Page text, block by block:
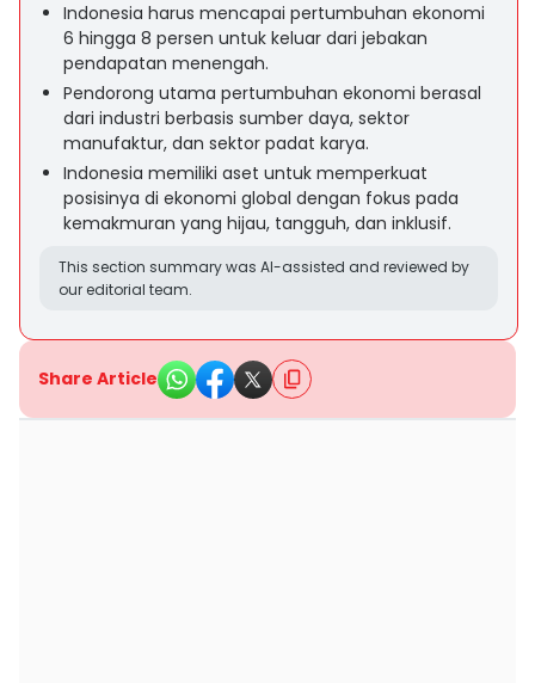
Indonesia harus mencapai pertumbuhan ekonomi
6 hingga 8 persen untuk keluar dari jebakan
pendapatan menengah.
Pendorong utama pertumbuhan ekonomi berasal
dari industri berbasis sumber daya, sektor
manufaktur, dan sektor padat karya.
Indonesia memiliki aset untuk memperkuat
posisinya di ekonomi global dengan fokus pada
kemakmuran yang hijau, tangguh, dan inklusif.
This section summary was AI-assisted and reviewed by
our editorial team.
Share Article